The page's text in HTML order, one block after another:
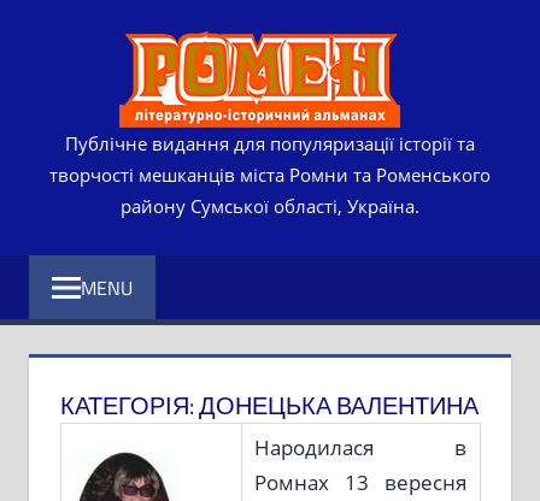
Публічне видання для популяризації історії та
творчості мешканців міста Ромни та Роменського
району Сумської області, Україна.
MENU
КАТЕГОРІЯ:ДОНЕЦЬКА ВАЛЕНТИНА
Народилася в
Ромнах 13 вересня